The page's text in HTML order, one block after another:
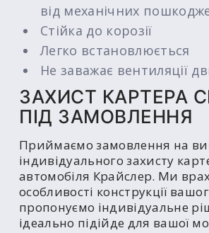
від механічних
Стійка до корозії
Легко встановлюється
Не заважає вентиляції
ЗАХИСТ КАРТЕРА
ПІД ЗАМОВЛЕННЯ
Приймаємо замовлення на
індивідуального захисту
автомобіля Крайслер. Ми
особливості конструкції
пропонуємо індивідуальне
ідеально підійде для вашої